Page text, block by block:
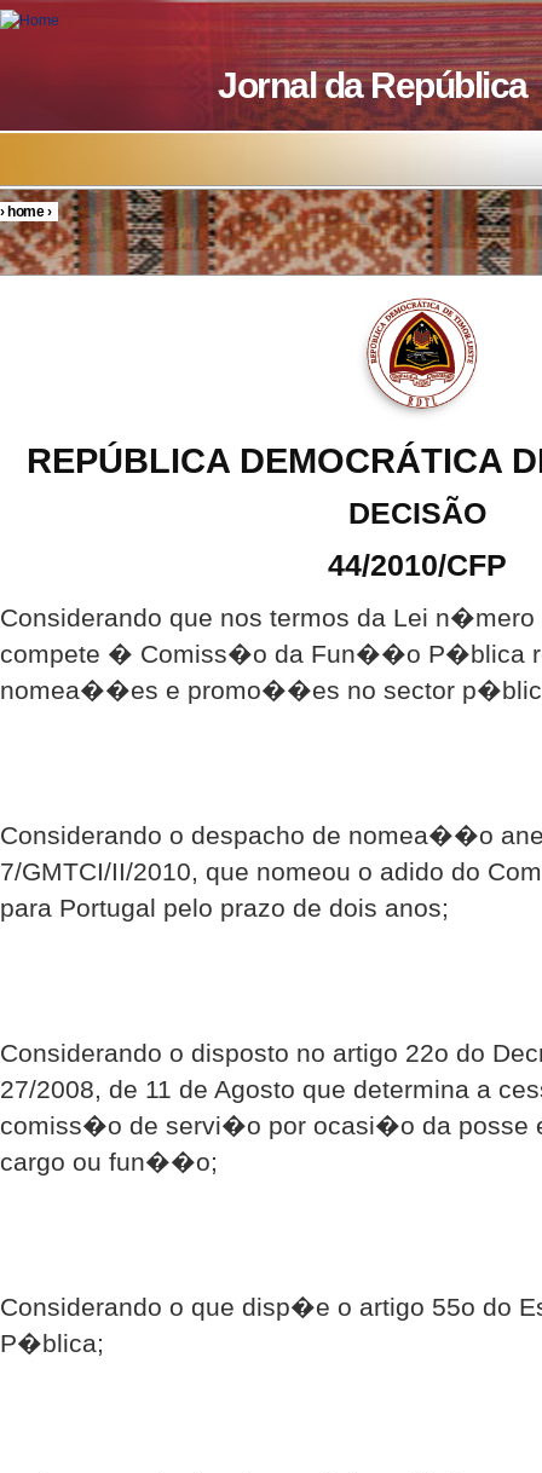
Skip to main content
Jornal da República
You are here
›home›
REPÚBLICA DEMOCRÁTICA
DECISÃO
44/2010/CFP
Considerando que nos termos da Lei
compete � Comiss�o da Fun��o P�blica
nomea��es e promo��es no sector
Considerando o despacho de nomea��o
7/GMTCI/II/2010, que nomeou o adido do
para Portugal pelo prazo de dois anos;
Considerando o disposto no artigo 22o do
27/2008, de 11 de Agosto que determina a
comiss�o de servi�o por ocasi�o da posse
cargo ou fun��o;
Considerando o que disp�e o artigo 55o do
P�blica;